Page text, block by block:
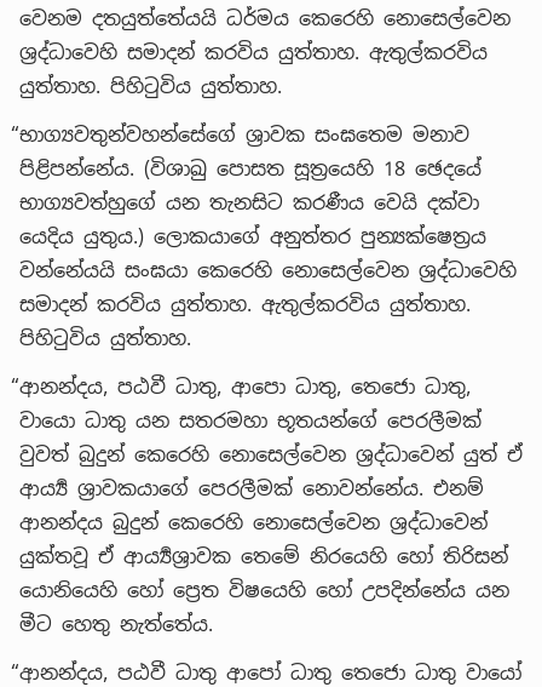
වෙනම දතයුත්තේයයි ධර්මය කෙරෙහි නොසෙල්වෙන
ශ්‍රද්ධාවෙහි සමාදන් කරවිය යුත්තාහ. ඇතුල්කරවිය
යුත්තාහ. පිහිටුවිය යුත්තාහ.
“භාග්‍යවතුන්වහන්සේගේ ශ්‍රාවක සංඝතෙම මනාව
පිළිපන්නේය. (විශාඛු පොසත සූත්‍රයෙහි 18 ඡෙදයේ
භාග්‍යවත්හුගේ යන තැනසිට කරණීය වෙයි දක්වා
යෙදිය යුතුය.) ලොකයාගේ අනුත්තර පුන්‍යක්ෂෙත්‍රය
වන්නේයයි සංඝයා කෙරෙහි නොසෙල්වෙන ශ්‍රද්ධාවෙහි
සමාදන් කරවිය යුත්තාහ. ඇතුල්කරවිය යුත්තාහ.
පිහිටුවිය යුත්තාහ.
“ආනන්දය, පඨවී ධාතු, ආපො ධාතු, තෙජො ධාතු,
වායො ධාතු යන සතරමහා භූතයන්ගේ පෙරලීමක්
වුවත් බුදුන් කෙරෙහි නොසෙල්වෙන ශ්‍රද්ධාවෙන් යුත් ඒ
ආර්‍ය්‍ය ශ්‍රාවකයාගේ පෙරලීමක් නොවන්නේය. එනම්
ආනන්දය බුදුන් කෙරෙහි නොසෙල්වෙන ශ්‍රද්ධාවෙන්
යුක්තවූ ඒ ආර්‍ය්‍යශ්‍රාවක තෙමේ නිරයෙහි හෝ තිරිසන්
යොනියෙහි හෝ ප්‍රෙත විෂයෙහි හෝ උපදින්නේය යන
මීට හෙතු නැත්තේය.
“ආනන්දය, පඨවී ධාතු ආපෝ ධාතු තෙජො ධාතු වායෝ